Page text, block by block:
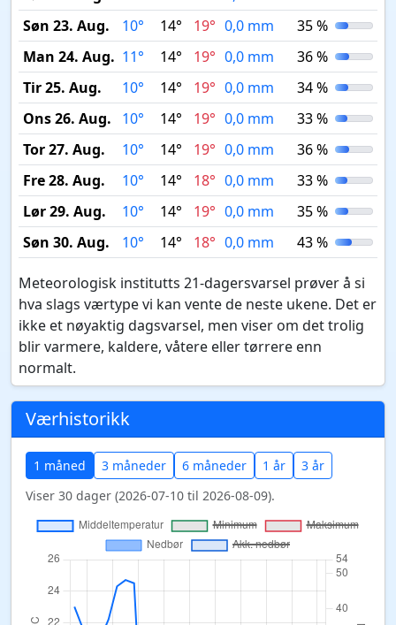
Søn 23. Aug.
10° 14° 19° 0,0 mm
35 %
Man 24. Aug. 11° 14° 19° 0,0 mm
36 %
Tir 25. Aug.
10° 14° 19° 0,0 mm
34 %
Ons 26. Aug.
10° 14° 19° 0,0 mm
33 %
Tor 27. Aug.
10° 14° 19° 0,0 mm
36 %
Fre 28. Aug.
10° 14° 18° 0,0 mm
33 %
Lør 29. Aug.
10° 14° 19° 0,0 mm
35 %
Søn 30. Aug.
10° 14° 18° 0,0 mm 43 %
Meteorologisk institutts 21-dagersvarsel prøver å si
hva slags værtype vi kan vente de neste ukene. Det er
ikke et nøyaktig dagsvarsel, men viser om det trolig
blir varmere, kaldere, våtere eller tørrere enn
normalt.
Værhistorikk
1 måned 3 måneder 6 måneder 1 år
3 år
Viser 30 dager (2026-07-10 til 2026-08-09).